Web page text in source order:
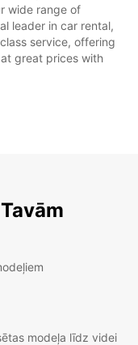
wide range of
leader in car rental,
service, offering
great prices with
modeļa līdz videi